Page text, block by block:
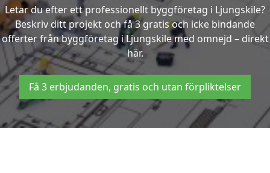
Letar du efter ett professionellt byggföretag i Ljungskile?
Beskriv ditt projekt och få 3 gratis och icke bindande
offerter från byggföretag i Ljungskile med omnejd – direkt
här.
Få 3 erbjudanden, gratis och utan förpliktelser